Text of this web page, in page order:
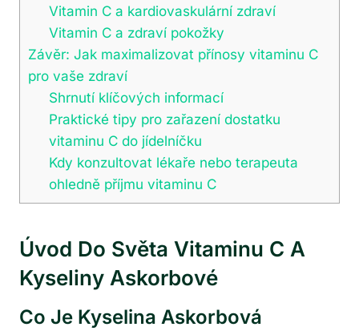
Vitamin C a kardiovaskulární zdraví
Vitamin C a zdraví pokožky
Závěr: Jak maximalizovat přínosy vitaminu C
pro vaše zdraví
Shrnutí klíčových informací
Praktické tipy pro zařazení dostatku
vitaminu C do jídelníčku
Kdy konzultovat lékaře nebo terapeuta
ohledně příjmu vitaminu C
Úvod Do Světa Vitaminu C A
Kyseliny Askorbové
Co Je Kyselina Askorbová